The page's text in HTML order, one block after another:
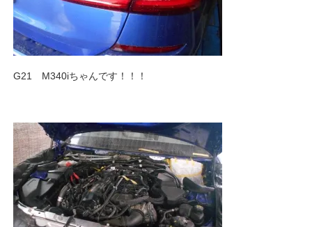
G21 M340iちゃんです！！！